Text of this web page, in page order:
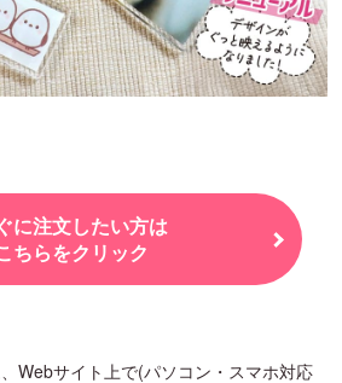
に注文したい方は
ちらをクリック
Webサイト上で(パソコン・スマホ対応